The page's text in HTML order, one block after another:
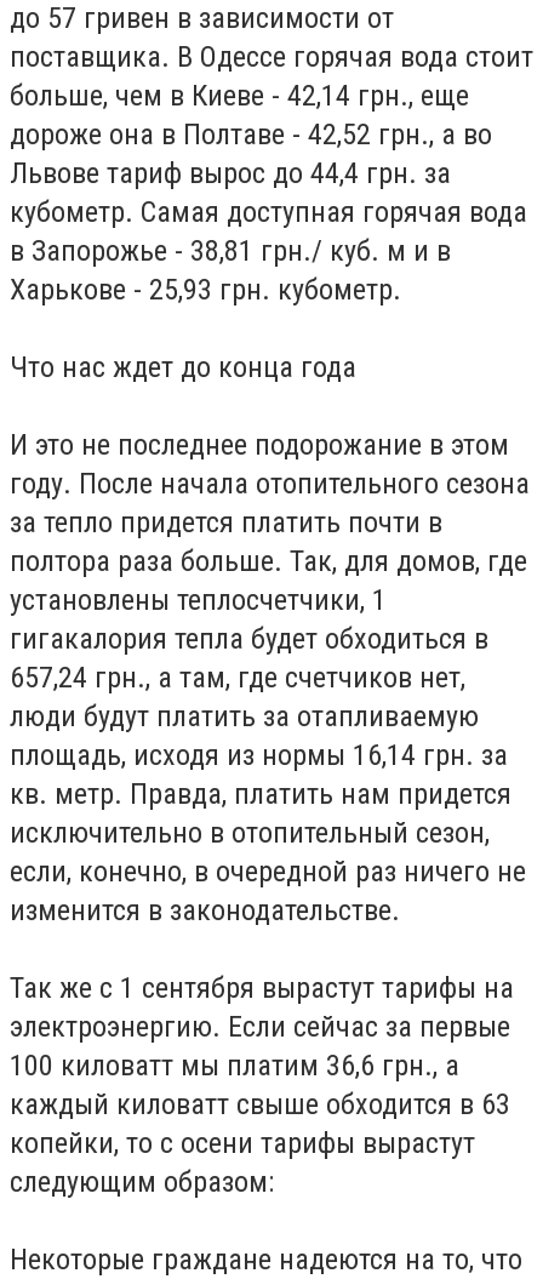
до 57 гривен в зависимости от
поставщика. В Одессе горячая вода стоит
больше, чем в Киеве - 42,14 грн., еще
дороже она в Полтаве - 42,52 грн., а во
Львове тариф вырос до 44,4 грн. за
кубометр. Самая доступная горячая вода
в Запорожье - 38,81 грн./ куб. м и в
Харькове - 25,93 грн. кубометр.
Что нас ждет до конца года
И это не последнее подорожание в этом
году. После начала отопительного сезона
за тепло придется платить почти в
полтора раза больше. Так, для домов, где
установлены теплосчетчики, 1
гигакалория тепла будет обходиться в
657,24 грн., а там, где счетчиков нет,
люди будут платить за отапливаемую
площадь, исходя из нормы 16,14 грн. за
кв. метр. Правда, платить нам придется
исключительно в отопительный сезон,
если, конечно, в очередной раз ничего не
изменится в законодательстве.
Так же с 1 сентября вырастут тарифы на
электроэнергию. Если сейчас за первые
100 киловатт мы платим 36,6 грн., а
каждый киловатт свыше обходится в 63
копейки, то с осени тарифы вырастут
следующим образом:
Некоторые граждане надеются на то, что